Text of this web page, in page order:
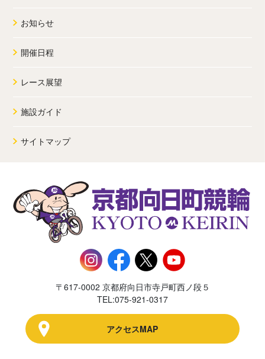
お知らせ
開催日程
レース展望
施設ガイド
サイトマップ
〒617-0002 京都府向日市寺戸町西ノ段５
TEL:075-921-0317
アクセスMAP